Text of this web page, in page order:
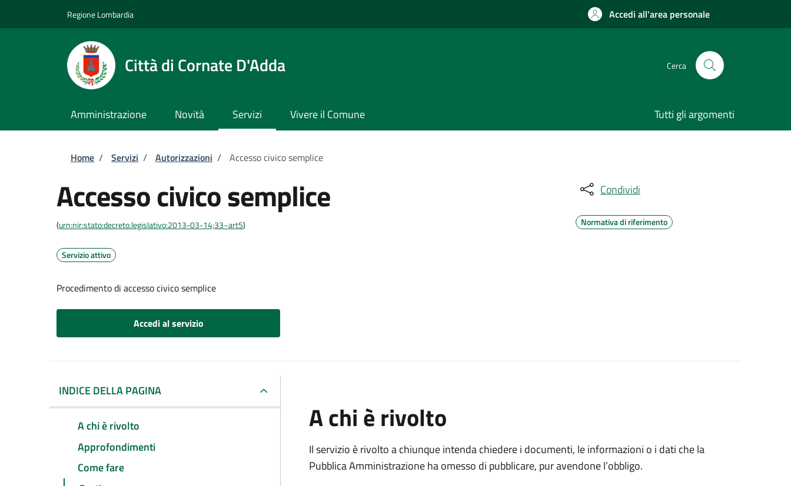
Regione Lombardia Accedi all'area personale
Città di Cornate D'Adda Cerca
Amministrazione Novità Servizi Vivere il Comune Tutti gli argomenti
Briciole di pane
Home / Servizi / Autorizzazioni / Accesso civico semplice
Accesso civico semplice
(urn:nir:stato:decreto.legislativo:2013-03-14;33~art5)
Servizio attivo
Procedimento di accesso civico semplice
Accedi al servizio
Condividi
Normativa di riferimento
INDICE DELLA PAGINA
A chi è rivolto
Approfondimenti
Come fare
A chi è rivolto
Il servizio è rivolto a chiunque intenda chiedere i documenti, le informazioni o i dati che la
Pubblica Amministrazione ha omesso di pubblicare, pur avendone l’obbligo.